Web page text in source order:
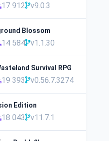
17 912 v9.0.3
Blossom
14 584 v1.1.30
Survival RPG
19 393 v0.56.7.3274
Edition
18 043 v11.7.1